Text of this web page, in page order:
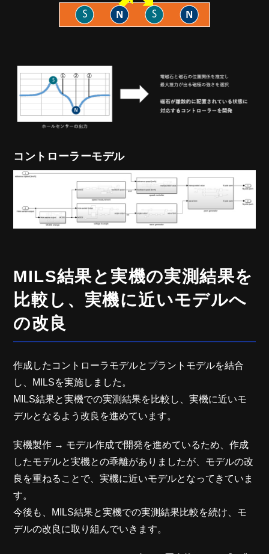
コントローラーモデル
MILS結果と実機の実測結果を
比較し、実機に近いモデルへ
の改良
作成したコントローラモデルとプラントモデルを結合
し、MILSを実施しました。
MILS結果と実機での実測結果を比較し、実機に近いモ
デルとなるよう改良を進めています。
実機製作 → モデル作成で開発を進めているため、作成
したモデルと実機との乖離がありましたが、モデルの改
良を重ねることで、実機に近いモデルとなってきていま
す。
今後も、MILS結果と実機での実測結果比較を続け、モ
デルの改良に取り組んでいきます。